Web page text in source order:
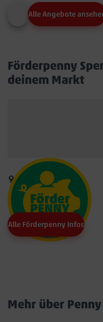
Alle Angebote
Förderpenny
deinem Markt
Alle Förderpenny Infos
Mehr über Penny